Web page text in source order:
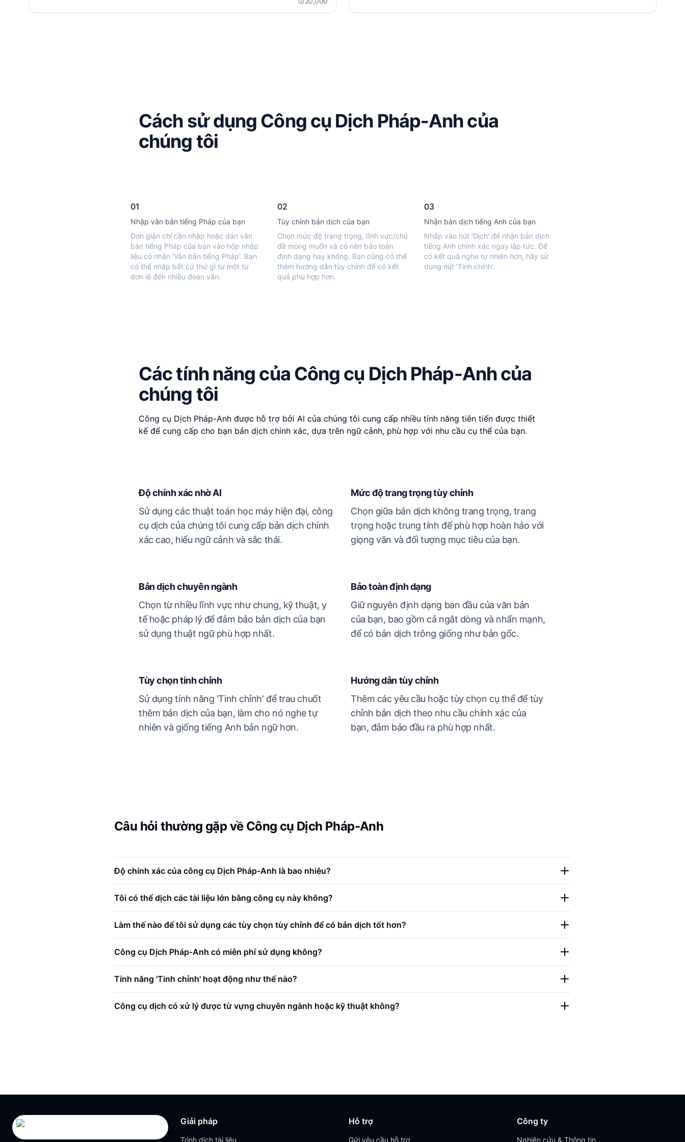
Cách sử dụng Công cụ Dịch Pháp-Anh của
chúng tôi
01
Nhập văn bản tiếng Pháp của bạn
Đơn giản chỉ cần nhập hoặc dán văn
bản tiếng Pháp của bạn vào hộp nhập
liệu có nhãn 'Văn bản tiếng Pháp'. Bạn
có thể nhập bất cứ thứ gì từ một từ
đơn lẻ đến nhiều đoạn văn.
02
Tùy chỉnh bản dịch của bạn
Chọn mức độ trang trọng, lĩnh vực/chủ
đề mong muốn và có nên bảo toàn
định dạng hay không. Bạn cũng có thể
thêm hướng dẫn tùy chỉnh để có kết
quả phù hợp hơn.
03
Nhận bản dịch tiếng Anh của bạn
Nhấp vào nút 'Dịch' để nhận bản dịch
tiếng Anh chính xác ngay lập tức. Để
có kết quả nghe tự nhiên hơn, hãy sử
dụng nút 'Tinh chỉnh'.
Các tính năng của Công cụ Dịch Pháp-Anh của
chúng tôi
Công cụ Dịch Pháp-Anh được hỗ trợ bởi AI của chúng tôi cung cấp nhiều tính năng tiên tiến được thiết
kế để cung cấp cho bạn bản dịch chính xác, dựa trên ngữ cảnh, phù hợp với nhu cầu cụ thể của bạn.
Độ chính xác nhờ AI
Sử dụng các thuật toán học máy hiện đại, công
cụ dịch của chúng tôi cung cấp bản dịch chính
xác cao, hiểu ngữ cảnh và sắc thái.
Mức độ trang trọng tùy chỉnh
Chọn giữa bản dịch không trang trọng, trang
trọng hoặc trung tính để phù hợp hoàn hảo với
giọng văn và đối tượng mục tiêu của bạn.
Bản dịch chuyên ngành
Chọn từ nhiều lĩnh vực như chung, kỹ thuật, y
tế hoặc pháp lý để đảm bảo bản dịch của bạn
sử dụng thuật ngữ phù hợp nhất.
Bảo toàn định dạng
Giữ nguyên định dạng ban đầu của văn bản
của bạn, bao gồm cả ngắt dòng và nhấn mạnh,
để có bản dịch trông giống như bản gốc.
Tùy chọn tinh chỉnh
Sử dụng tính năng 'Tinh chỉnh' để trau chuốt
thêm bản dịch của bạn, làm cho nó nghe tự
nhiên và giống tiếng Anh bản ngữ hơn.
Hướng dẫn tùy chỉnh
Thêm các yêu cầu hoặc tùy chọn cụ thể để tùy
chỉnh bản dịch theo nhu cầu chính xác của
bạn, đảm bảo đầu ra phù hợp nhất.
Câu hỏi thường gặp về Công cụ Dịch Pháp-Anh
Độ chính xác của công cụ Dịch Pháp-Anh là bao nhiêu?
Tôi có thể dịch các tài liệu lớn bằng công cụ này không?
Làm thế nào để tôi sử dụng các tùy chọn tùy chỉnh để có bản dịch tốt hơn?
Công cụ Dịch Pháp-Anh có miễn phí sử dụng không?
Tính năng 'Tinh chỉnh' hoạt động như thế nào?
Công cụ dịch có xử lý được từ vựng chuyên ngành hoặc kỹ thuật không?
Giải pháp
Trình dịch tài liệu
Hỗ trợ
Gửi yêu cầu hỗ trợ
Công ty
Nghiên cứu & Thông tin